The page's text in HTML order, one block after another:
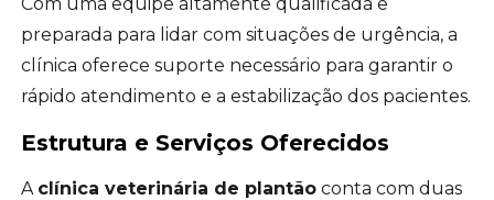
preparada para lidar com situações de urgência, a
clínica oferece suporte necessário para garantir o
rápido atendimento e a estabilização dos pacientes.
Estrutura e Serviços Oferecidos
A clínica veterinária de plantão conta com duas